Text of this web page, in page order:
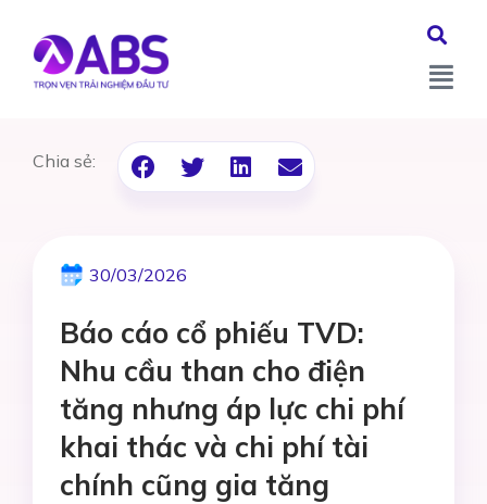
Chia sẻ:
30/03/2026
Báo cáo cổ phiếu TVD:
Nhu cầu than cho điện
tăng nhưng áp lực chi phí
khai thác và chi phí tài
chính cũng gia tăng